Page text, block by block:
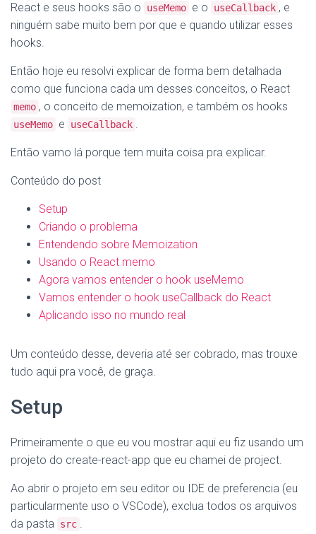
React e seus hooks são o
useMemo e o useCallback , e
ninguém sabe muito bem por que e quando utilizar esses
hooks.
Então hoje eu resolvi explicar de forma bem detalhada
como que funciona cada um desses conceitos, o React
memo , o conceito de memoization, e também os hooks
useMemo e useCallback .
Então vamo lá porque tem muita coisa pra explicar.
Conteúdo do post
Setup
Criando o problema
Entendendo sobre Memoization
Usando o React memo
Agora vamos entender o hook useMemo
Vamos entender o hook useCallback do React
Aplicando isso no mundo real
Um conteúdo desse, deveria até ser cobrado, mas trouxe
tudo aqui pra você, de graça.
Setup
Primeiramente o que eu vou mostrar aqui eu fiz usando um
projeto do create-react-app que eu chamei de project.
Ao abrir o projeto em seu editor ou IDE de preferencia (eu
particularmente uso o VSCode), exclua todos os arquivos
da pasta src .